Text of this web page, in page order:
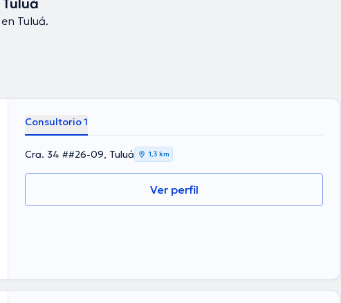
Tuluá.
Consultorio 1
Cra. 34 ##26-09, Tuluá 1,3 km
Ver perfil